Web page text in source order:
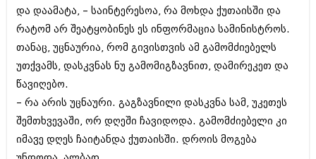
და დაამატა, – საინტერესოა, რა მოხდა ქუთაისში და
რატომ არ შეატყობინეს ეს ინფორმაცია სამინისტროს.
თანაც, უცნაურია, რომ გივისთვის ამ გამომძიებელს
უთქვამს, დასკვნას ნუ გამომიგზავნით, დამირეკეთ და
წავიღებო.
– რა არის უცნაური. გაგზავნილი დასკვნა სამ, უკეთეს
შემთხვევაში, ორ დღეში ჩავიდოდა. გამომძიებელი კი
იმავე დღეს ჩაიტანდა ქუთაისში. დროის მოგება